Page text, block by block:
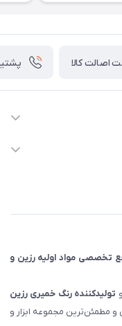
اصالت کالا
سال تجربه، مرجع تخصصی مواد اولیه رزین و
تولیدکننده رنگ خمیری رزین
و مطمئن‌ترین مجموعه ابزار و